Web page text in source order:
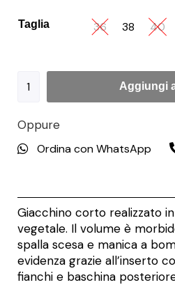
Taglia 36 38 40
Aggiungi
Oppure
Ordina con WhatsApp
Giacchino corto realizzato
vegetale. Il volume è
spalla scesa e manica a
evidenza grazie all’inserto
fianchi e baschina